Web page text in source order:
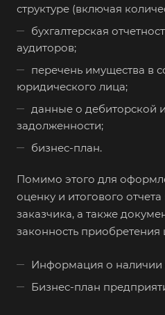
структуре (включая
бухгалтерская
аудиторов;
перечень имущества в
юридического лица;
данные о дебиторской
задолженности;
бизнес-план.
Помимо этого для
оценку и итогового
заказчика, а также
законность приобретения
Информация о наличии
Бизнес-план
Балабаново
Балаково
Балашиха
Балашов
Барнаул
Батайск
Белгород
Белебей